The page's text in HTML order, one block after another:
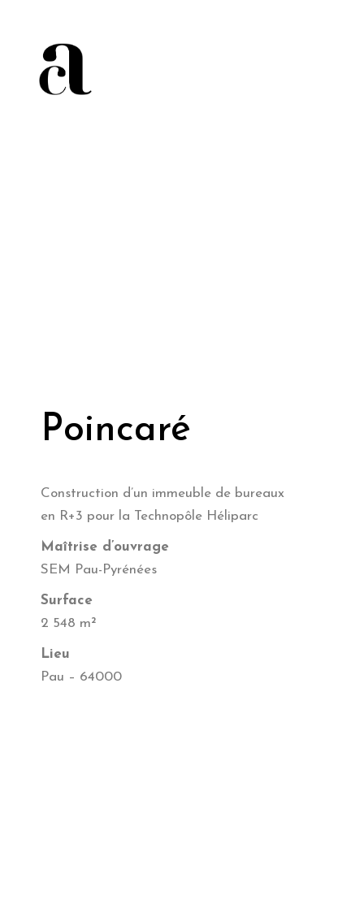
Poincaré
Construction d’un immeuble de bureaux
en R+3 pour la Technopôle Héliparc
Maîtrise d’ouvrage
SEM Pau-Pyrénées
Surface
2 548 m²
Lieu
Pau – 64000